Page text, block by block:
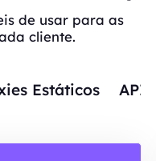
de usar para as
cliente.
Estáticos